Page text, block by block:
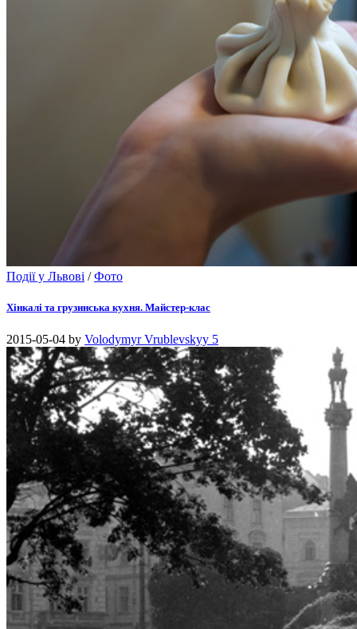
Події у Львові /Фото
Хінкалі та грузинська кухня. Майстер-клас
2015-05-04 by Volodymyr Vrublevskyy 5